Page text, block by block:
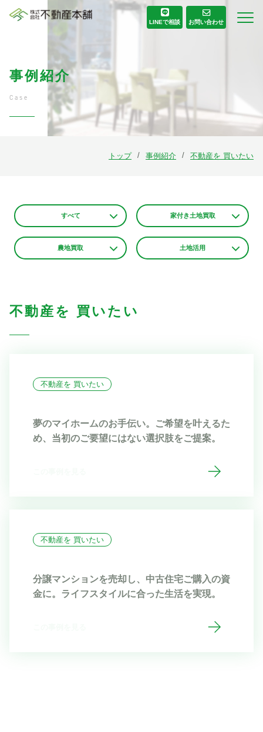
LINEで相談 お問い合わせ
事例紹介
Case
トップ 事例紹介 不動産を 買いたい
すべて 家付き土地買取
農地買取 土地活用
不動産を 買いたい
不動産を 買いたい
夢のマイホームのお手伝い。ご希望を叶えるた
め、当初のご要望にはない選択肢をご提案。
不動産を 買いたい
分譲マンションを売却し、中古住宅ご購入の資
金に。ライフスタイルに合った生活を実現。